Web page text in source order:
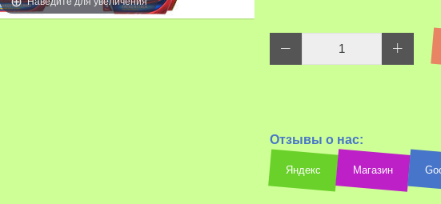
Отзывы о нас:
Яндекс Магазин